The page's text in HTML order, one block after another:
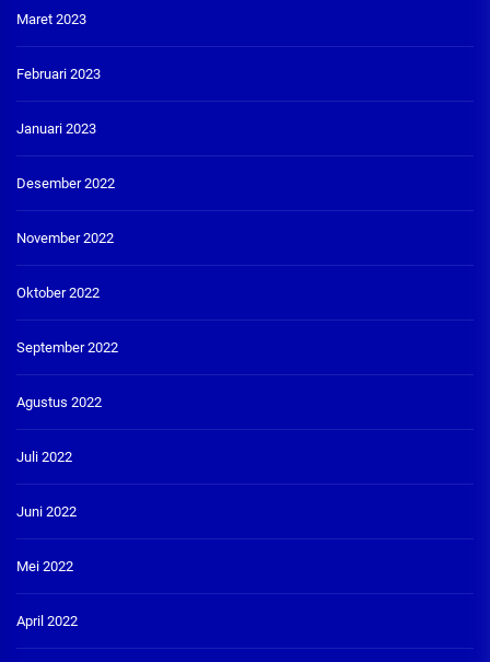
Maret 2023
Februari 2023
Januari 2023
Desember 2022
November 2022
Oktober 2022
September 2022
Agustus 2022
Juli 2022
Juni 2022
Mei 2022
April 2022